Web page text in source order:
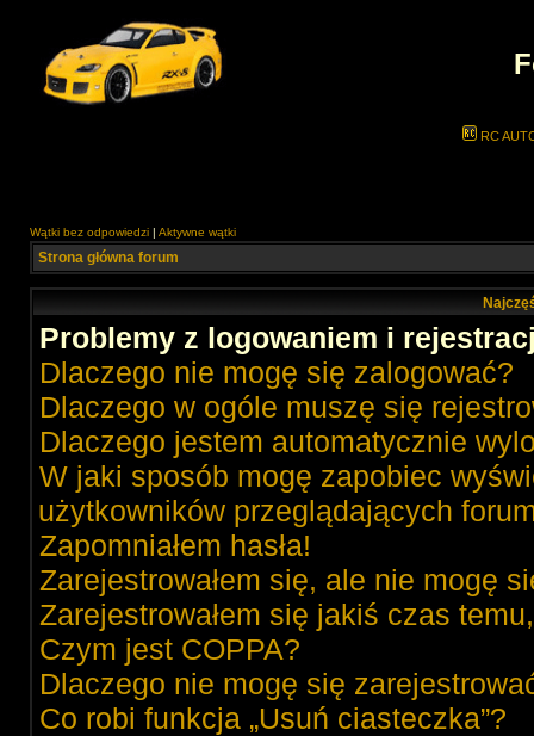
RC
Wątki bez odpowiedzi | Aktywne wątki
Strona główna forum
Problemy z logowaniem i
Dlaczego nie mogę się zalogować?
Dlaczego w ogóle muszę się
Dlaczego jestem automatycznie
W jaki sposób mogę zapobiec
użytkowników przeglądających
Zapomniałem hasła!
Zarejestrowałem się, ale nie mogę
Zarejestrowałem się jakiś czas
Czym jest COPPA?
Dlaczego nie mogę się
Co robi funkcja „Usuń ciasteczka”?